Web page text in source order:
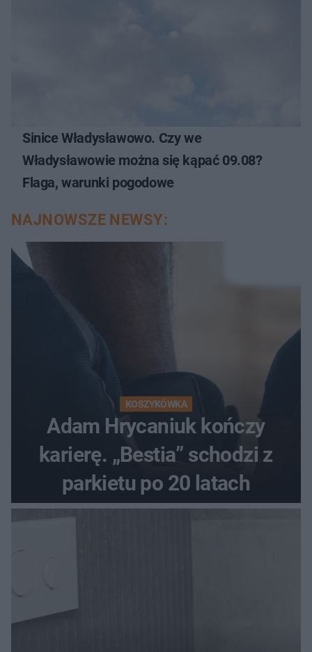
Sinice Władysławowo. Czy we
Władysławowie można się kąpać 09.08?
Flaga, warunki pogodowe
NAJNOWSZE NEWSY:
KOSZYKÓWKA
Adam Hrycaniuk kończy
karierę. „Bestia” schodzi z
parkietu po 20 latach